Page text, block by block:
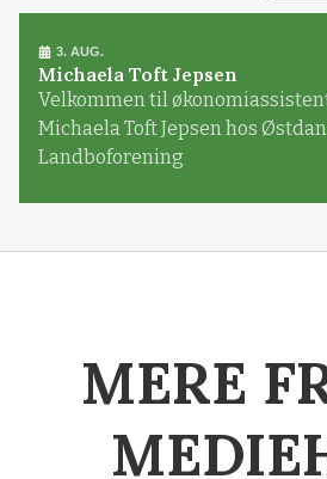
3. AUG.
Michaela Toft Jepsen
Velkommen til
Michaela Toft Jepsen hos
Landboforening
MERE